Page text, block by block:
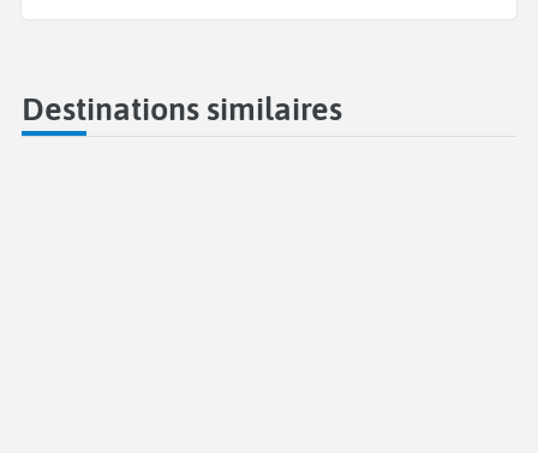
Destinations similaires